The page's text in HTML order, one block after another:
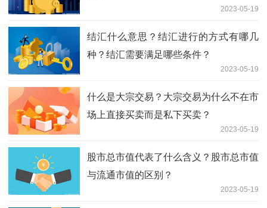
2023-05-19
结汇什么意思？结汇进行的方式有哪几
种？结汇需要满足哪些条件？
2023-05-19
什么是大宗交易？大宗交易为什么不在市
场上直接买卖而是私下买卖？
2023-05-19
股市总市值代表了什么含义？股市总市值
与流通市值的区别？
2023-05-19